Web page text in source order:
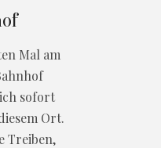
Mal am
sofort
Ort.
Treiben,